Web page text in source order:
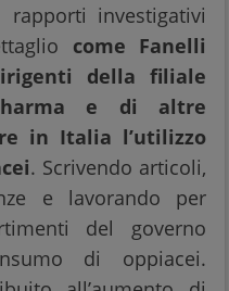
investigativi
come Fanelli
della filiale
e di altre
in Italia l’utilizzo
. Scrivendo articoli,
e lavorando per
del governo
di oppiacei.